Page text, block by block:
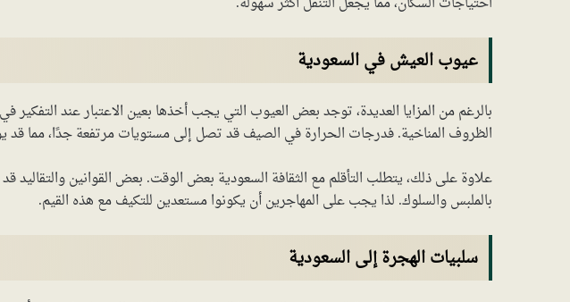
عيوب العيش في السعودية
بالرغم من المزايا العديدة، توجد بعض العيوب التي يجب أخذها بعين الاعتبار عند التفكير
الظروف المناخية. فدرجات الحرارة في الصيف قد تصل إلى مستويات مرتفعة جدًا، مما قد
علاوة على ذلك، يتطلب التأقلم مع الثقافة السعودية بعض الوقت. بعض القوانين والتقاليد
بالملبس والسلوك. لذا يجب على المهاجرين أن يكونوا مستعدين للتكيف مع هذه القيم.
سلبيات الهجرة إلى السعودية